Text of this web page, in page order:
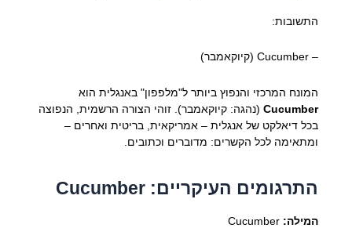
התשובות:
– Cucumber (קיוקאמבר)
המונח המרכזי והנפוץ ביותר ל"מלפפון" באנגלית הוא
Cucumber(נהגה: קיוקאמבר). זוהי הצורה הרשמית, הנפוצה
בכל דיאלקט של אנגלית – אמריקאית, בריטית ואחרים –
ומתאימה לכל הקשרים: מדוברים וכתובים.
התרגומים העיקריים: Cucumber
המילה: